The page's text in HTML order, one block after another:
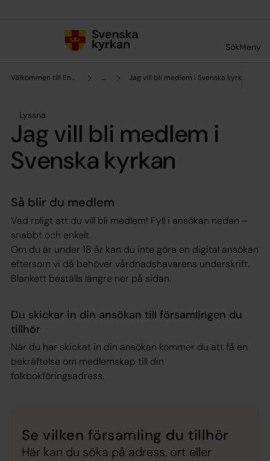
SökMeny
Välkommen till Enskede-Årsta församling ... Jag vill bli medlem i Svenska kyrkan
Lyssna
Jag vill bli medlem i
Svenska kyrkan
Så blir du medlem
Vad roligt att du vill bli medlem! Fyll i ansökan nedan –
snabbt och enkelt.
Om du är under 18 år kan du inte göra en digital ansökan
eftersom vi då behöver vårdnadshavarens underskrift.
Blankett beställs längre ner på sidan.
Du skickar in din ansökan till församlingen du
tillhör
När du har skickat in din ansökan kommer du att få en
bekräftelse om medlemskap till din
folkbokföringsadress.
Se vilken församling du tillhör
Här kan du söka på adress, ort eller